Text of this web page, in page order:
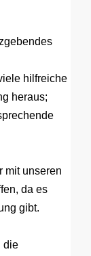
hilfreiche
heraus;
mit unseren
da es
gibt.
die